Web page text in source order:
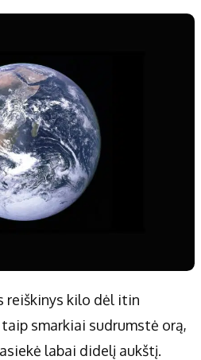
reiškinys kilo dėl itin
smarkiai sudrumstė orą,
labai didelį aukštį.